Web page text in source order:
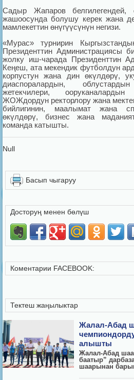
Садыр Жапаров
жашоосунда болушу керек жана
мамлекеттин өнүгүүсүнүн негизи.
«Мурас» турнирин
Президенттин Администрациясы
жолку иш-чарада Президенттин
Кеңеш, ата мекендик футболдун
корпустун жана дин өкүлдөрү,
диаспоралардын,
жетекчилери,
ЖОЖдордун ректорлору жана
бийлигинин, маалымат жана
өкүлдөрү, бизнес жана
команда катышты.
Null
Басып чыгаруу
Досторуң менен бөлүш
Коментарии FACEBOOK:
Тектеш жаңылыктар
Жалал-Абад
чемпиондорду
алышты
Жалал-Абад
баатыр”
шаарынан